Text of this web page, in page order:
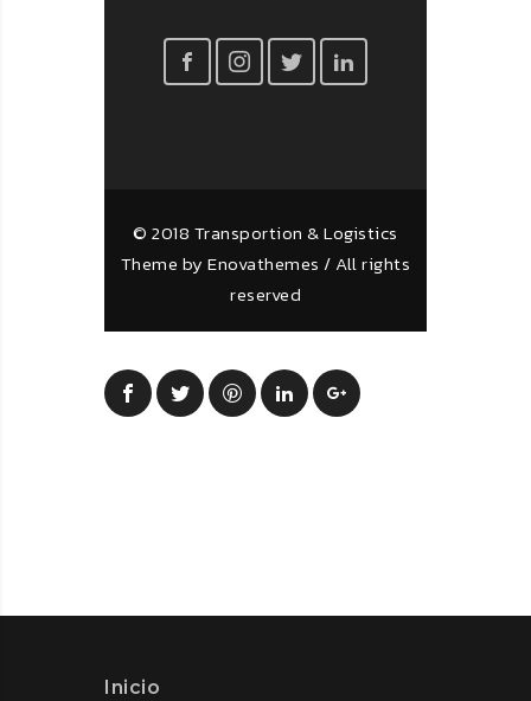
© 2018 Transportion & Logistics
Theme by Enovathemes / All rights
reserved
Inicio